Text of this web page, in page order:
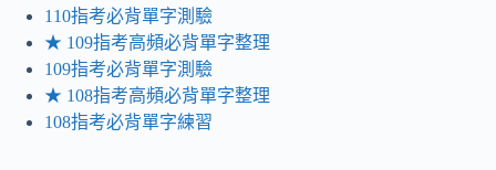
110指考必背單字測驗
★ 109指考高頻必背單字整理
109指考必背單字測驗
★ 108指考高頻必背單字整理
108指考必背單字練習